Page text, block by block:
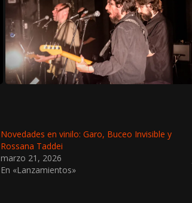
Novedades en vinilo: Garo, Buceo Invisible y
Rossana Taddei
marzo 21, 2026
En «Lanzamientos»